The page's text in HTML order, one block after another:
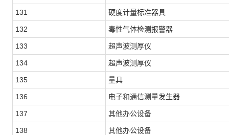
131 硬度计量标准器具
132 毒性气体检测报警器
133 超声波测厚仪
134 超声波测厚仪
135 量具
136 电子和通信测量发生器
137 其他办公设备
138 其他办公设备